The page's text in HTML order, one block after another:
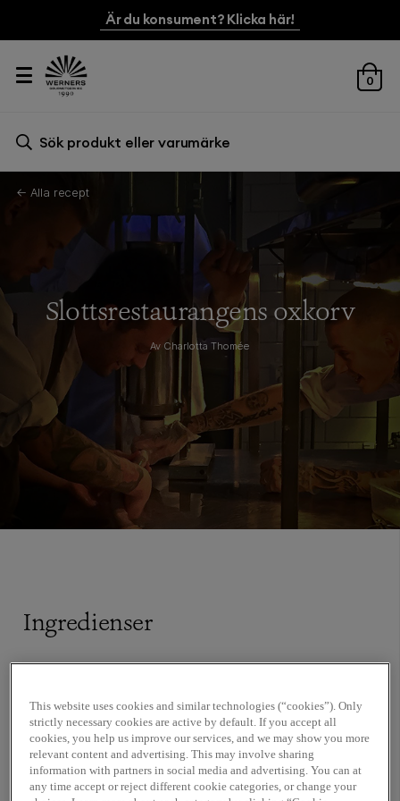
Är du konsument? Klicka här!
0
Sök
← Alla recept
Slottsrestaurangens oxkorv
Av Charlotta Thomée
Ingredienser
250 g späck
2 msk svartpeppar
1 msk senapsfrön
1 msk gröna enbär
1 msk timjan
This website uses cookies and similar technologies (“cookies”). Only
strictly necessary cookies are active by default. If you accept all
cookies, you help us improve our services, and we may show you more
relevant content and advertising. This may involve sharing
information with partners in social media and advertising. You can at
any time accept or reject different cookie categories, or change your